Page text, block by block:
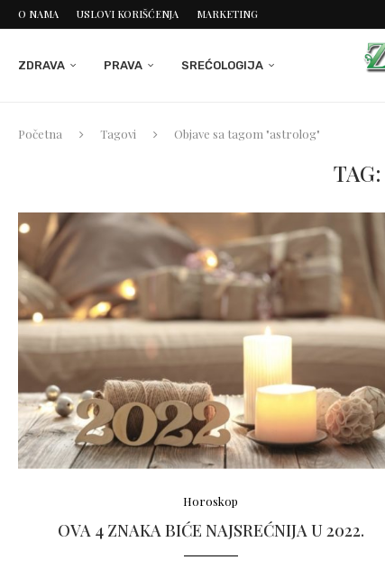
O NAMA USLOVI KORIŠĆENJA MARKETING
ZDRAVA PRAVA SREĆOLOGIJA
Početna Tagovi Objave sa tagom "astrolog"
TAG:
Horoskop
OVA 4 ZNAKA BIĆE NAJSREĆNIJA U 2022.